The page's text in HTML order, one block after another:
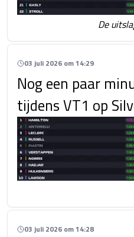
De
03 juli 2026 om 14:29
Nog een paar
tijdens VT1 op
03 juli 2026 om 14:28